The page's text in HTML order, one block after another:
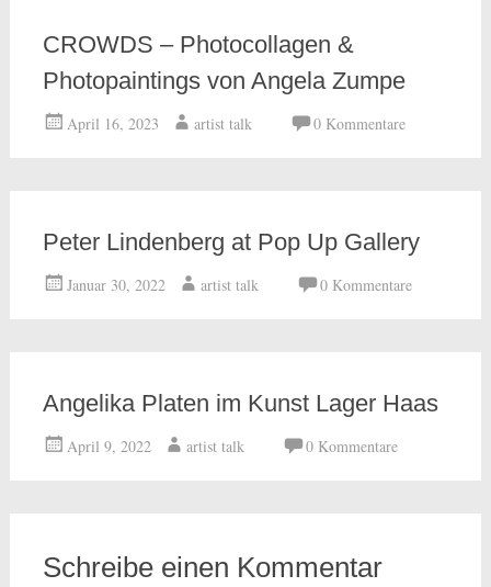
CROWDS – Photocollagen &
Photopaintings von Angela Zumpe
April 16, 2023 artist talk 0 Kommentare
Peter Lindenberg at Pop Up Gallery
Januar 30, 2022 artist talk 0 Kommentare
Angelika Platen im Kunst Lager Haas
April 9, 2022 artist talk 0 Kommentare
Schreibe einen Kommentar